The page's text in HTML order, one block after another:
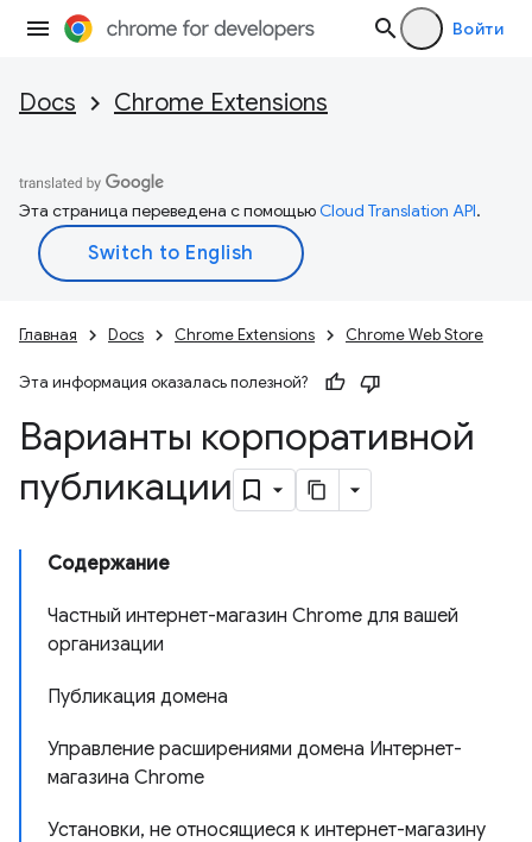
Войти
Docs Chrome Extensions
Эта страница переведена с помощьюCloud Translation API.
Главная Docs Chrome Extensions Chrome Web Store
Эта информация оказалась полезной?
Варианты корпоративной
публикации
Содержание
Частный интернет-магазин Chrome для вашей
организации
Публикация домена
Управление расширениями домена Интернет-
магазина Chrome
Установки, не относящиеся к интернет-магазину